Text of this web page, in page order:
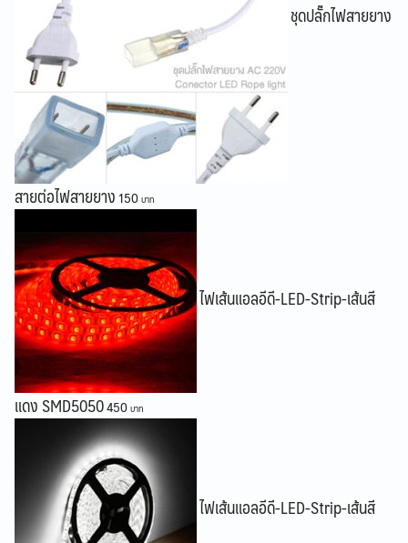
ชุดปลั๊กไฟสายยาง
สายต่อไฟสายยาง 150
ไฟเส้นแอลอีดี-LED-Strip-เส้นสี
แดง SMD5050450
ไฟเส้นแอลอีดี-LED-Strip-เส้นสี